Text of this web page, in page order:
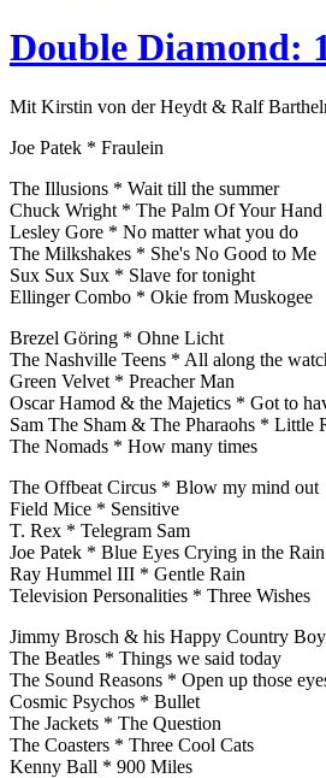
Double Diamond:
Mit Kirstin von der Heydt & Ralf
Joe Patek * Fraulein
The Illusions * Wait till the summer
Chuck Wright * The Palm Of Your Hand
Lesley Gore * No matter what you do
The Milkshakes * She's No Good to Me
Sux Sux Sux * Slave for tonight
Ellinger Combo * Okie from Muskogee
Brezel Göring * Ohne Licht
The Nashville Teens * All along the
Green Velvet * Preacher Man
Oscar Hamod & the Majetics * Got to
Sam The Sham & The Pharaohs * Little
The Nomads * How many times
The Offbeat Circus * Blow my mind out
Field Mice * Sensitive
T. Rex * Telegram Sam
Joe Patek * Blue Eyes Crying in the Rain
Ray Hummel III * Gentle Rain
Television Personalities * Three Wishes
Jimmy Brosch & his Happy Country
The Beatles * Things we said today
The Sound Reasons * Open up those
Cosmic Psychos * Bullet
The Jackets * The Question
The Coasters * Three Cool Cats
Kenny Ball * 900 Miles